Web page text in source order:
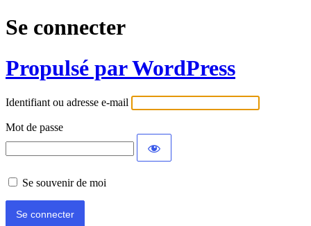
Se connecter
Propulsé par WordPress
Identifiant ou adresse e-mail
Mot de passe
Se souvenir de moi